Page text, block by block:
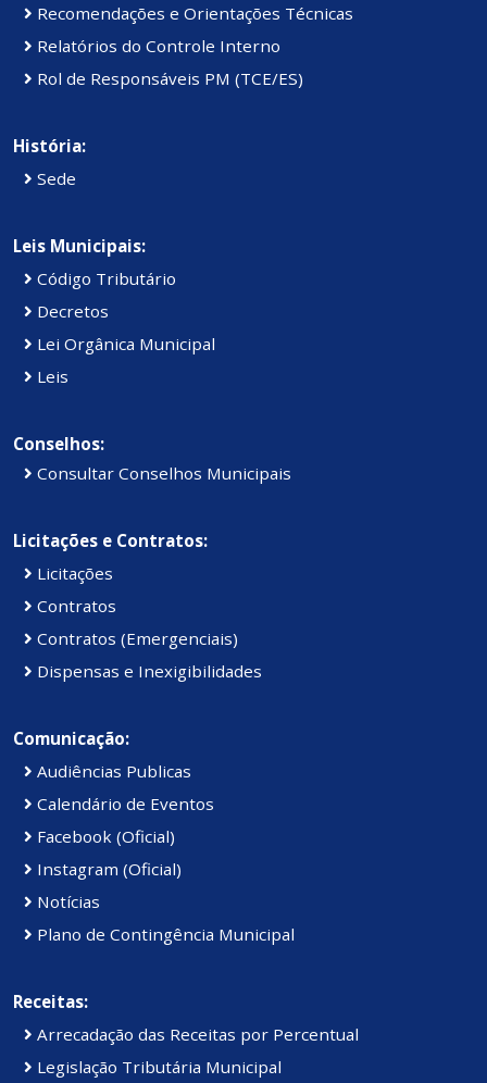
Recomendações e Orientações Técnicas
Relatórios do Controle Interno
Rol de Responsáveis PM (TCE/ES)
História:
Sede
Leis Municipais:
Código Tributário
Decretos
Lei Orgânica Municipal
Leis
Conselhos:
Consultar Conselhos Municipais
Licitações e Contratos:
Licitações
Contratos
Contratos (Emergenciais)
Dispensas e Inexigibilidades
Comunicação:
Audiências Publicas
Calendário de Eventos
Facebook (Oficial)
Instagram (Oficial)
Notícias
Plano de Contingência Municipal
Receitas:
Arrecadação das Receitas por Percentual
Legislação Tributária Municipal